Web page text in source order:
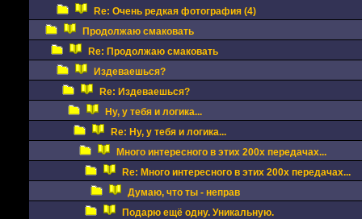
Re: Очень редкая фотография (4)
Продолжаю смаковать
Re: Продолжаю смаковать
Издеваешься?
Re: Издеваешься?
Ну, у тебя и логика...
Re: Ну, у тебя и логика...
Много интересного в этих 200х передачах...
Re: Много интересного в этих 200х передачах...
Думаю, что ты - неправ
Подарю ещё одну. Уникальную.